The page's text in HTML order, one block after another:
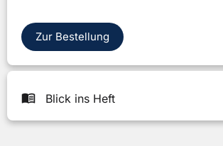
Zur Bestellung
Blick ins Heft